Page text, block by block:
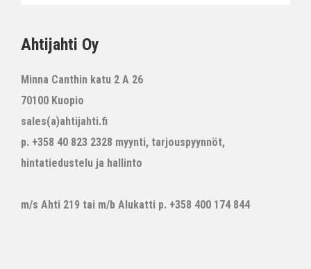
Ahtijahti Oy
Minna Canthin katu 2 A 26
70100 Kuopio
sales(a)ahtijahti.fi
p. +358 40 823 2328 myynti, tarjouspyynnöt,
hintatiedustelu ja hallinto
m/s Ahti 219 tai m/b Alukatti p. +358 400 174 844